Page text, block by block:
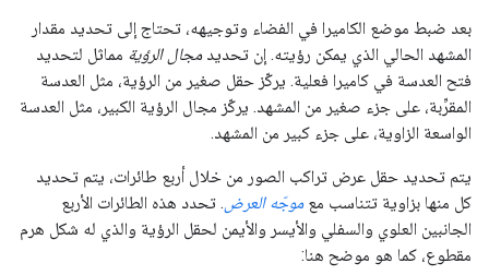
بعد ضبط موضع الكاميرا في الفضاء وتوجيهه، تحتاج إلى تحديد مقدار
المشهد الحالي الذي يمكن رؤيته. إن تحديد مجال الرؤية مماثل لتحديد
فتح العدسة في كاميرا فعلية. يركّز حقل صغير من الرؤية، مثل العدسة
المقرِّبة، على جزء صغير من المشهد. يركّز مجال الرؤية الكبير، مثل العدسة
الواسعة الزاوية، على جزء كبير من المشهد.
يتم تحديد حقل عرض تراكب الصور من خلال أربع طائرات، يتم تحديد
كل منها بزاوية تتناسب مع موجّه العرض. تحدد هذه الطائرات الأربع
الجانبين العلوي والسفلي والأيسر والأيمن لحقل الرؤية والذي له شكل هرم
مقطوع، كما هو موضح هنا: